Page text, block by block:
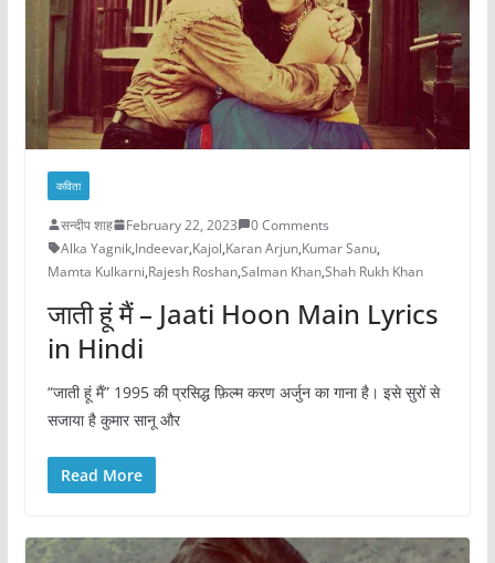
कविता
सन्दीप शाह February 22, 2023
0 Comments
Alka Yagnik,Indeevar,Kajol,Karan Arjun,Kumar Sanu,
Mamta Kulkarni,Rajesh Roshan,Salman Khan,Shah Rukh Khan
जाती हूं मैं – Jaati Hoon Main Lyrics
in Hindi
“जाती हूं मैं” 1995 की प्रसिद्ध फ़िल्म करण अर्जुन का गाना है। इसे सुरों से
सजाया है कुमार सानू और
Read More